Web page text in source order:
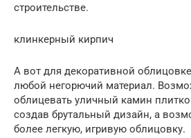
строительстве.
клинкерный кирпич
А вот для декоративной
любой негорючий материал.
облицевать уличный камин
создав брутальный дизайн, а
более легкую, игривую облицовку.